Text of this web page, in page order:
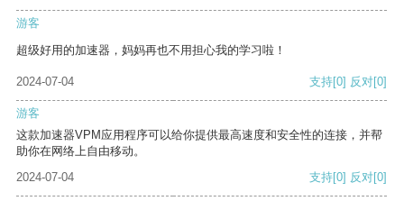
游客
超级好用的加速器，妈妈再也不用担心我的学习啦！
2024-07-04 支持[0] 反对[0]
游客
这款加速器VPM应用程序可以给你提供最高速度和安全性的连接，并帮
助你在网络上自由移动。
2024-07-04
支持[0] 反对[0]